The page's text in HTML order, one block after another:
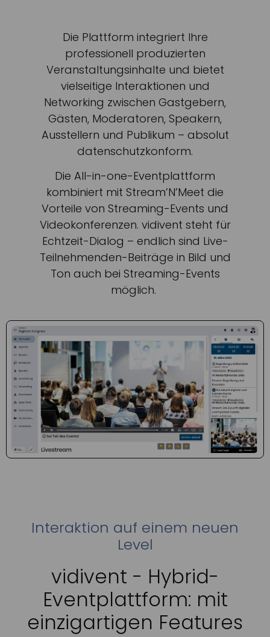
Die Plattform integriert Ihre
professionell produzierten
Veranstaltungsinhalte und bietet
vielseitige Interaktionen und
Networking zwischen Gastgebern,
Gästen, Moderatoren, Speakern,
Ausstellern und Publikum – absolut
datenschutzkonform.
Die All-in-one-Eventplattform
kombiniert mit Stream’N’Meet die
Vorteile von Streaming-Events und
Videokonferenzen. vidivent steht für
Echtzeit-Dialog – endlich sind Live-
Teilnehmenden-Beiträge in Bild und
Ton auch bei Streaming-Events
möglich.
Interaktion auf einem neuen
Level
vidivent - Hybrid-
Eventplattform: mit
einzigartigen Features